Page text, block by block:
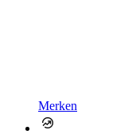
Merken